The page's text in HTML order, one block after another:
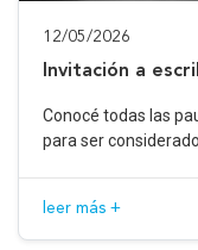
12/05/2026
Invitación a
Conocé todas las
para ser
leer más +